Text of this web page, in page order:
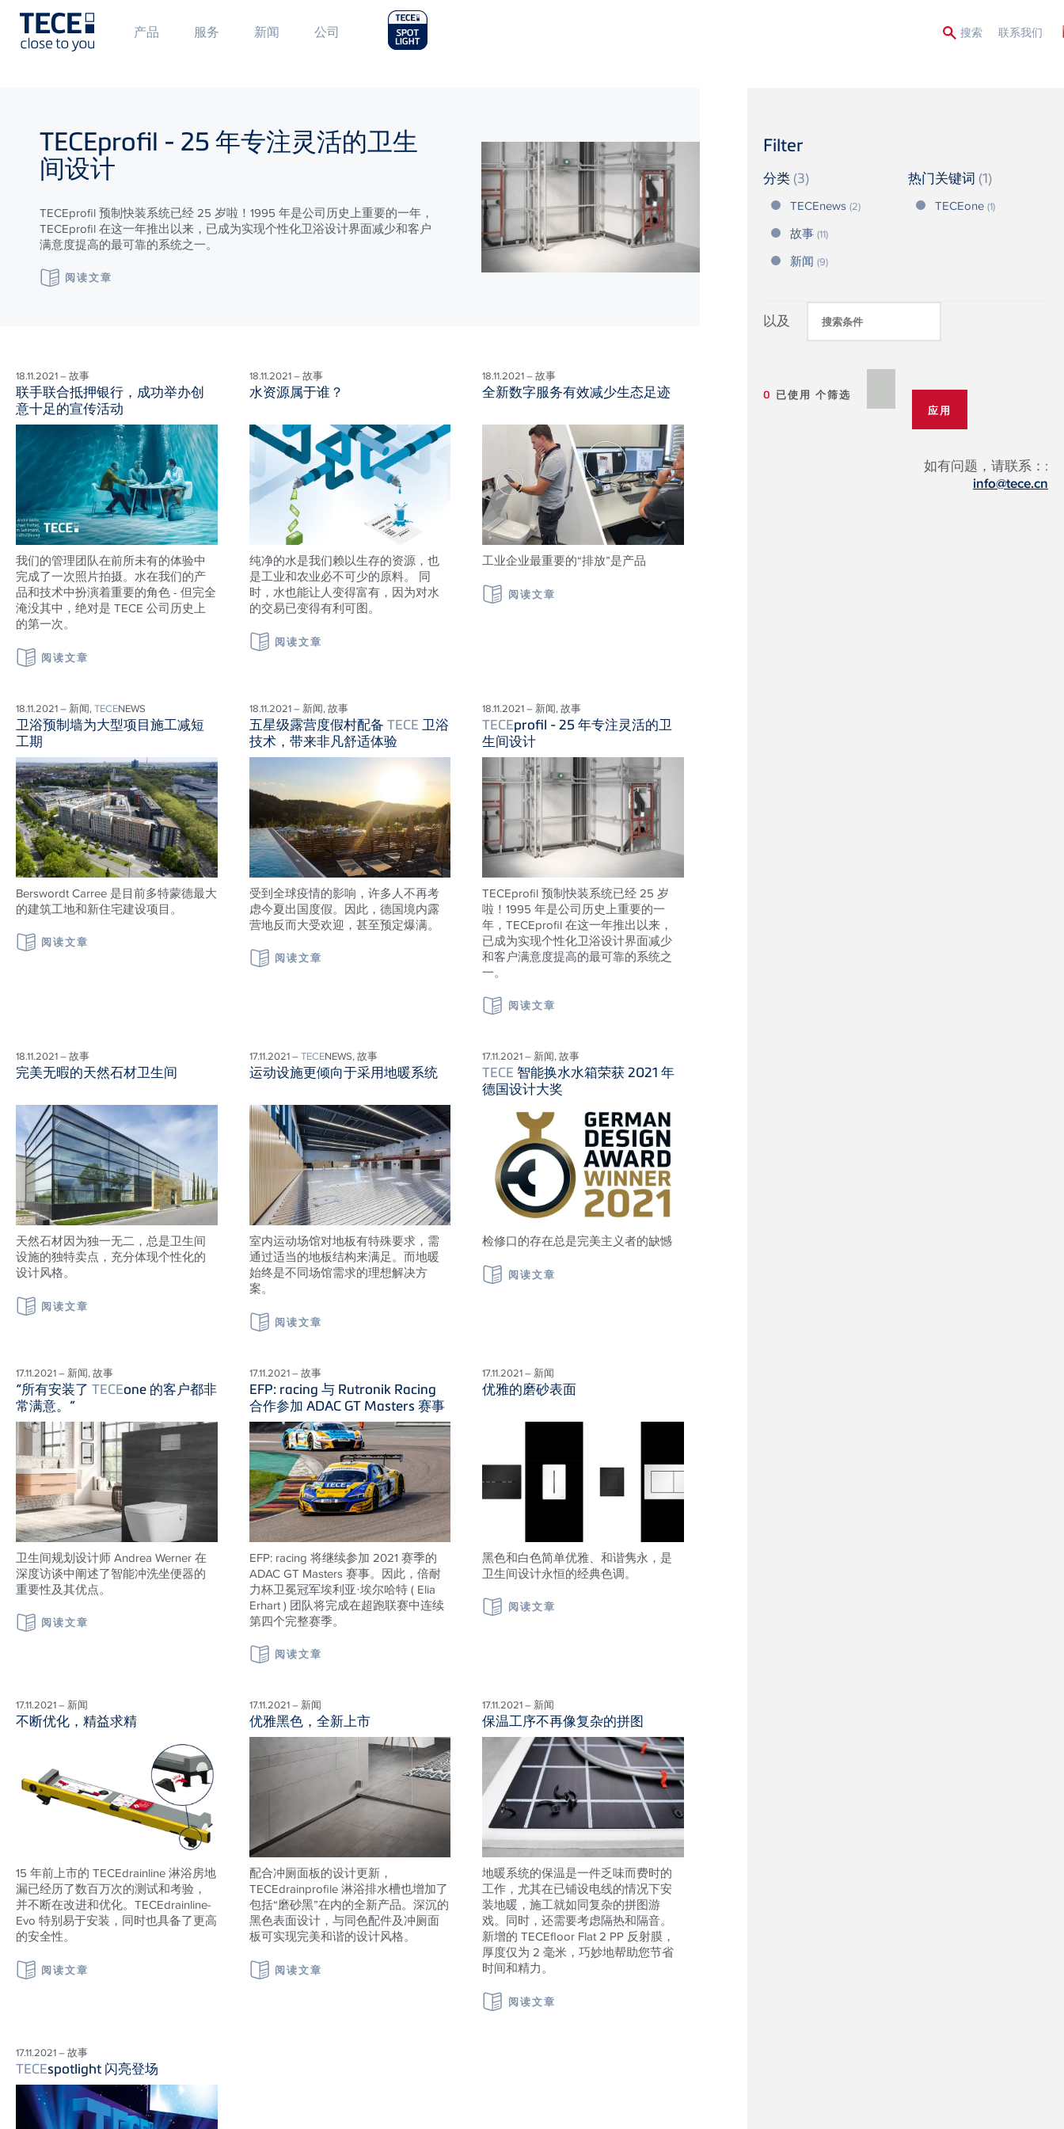
Main
Menü
产品 服务 新闻 Main
Menu
公司 搜索 联系我们
Filter
分类 (3)
TECEnews (2)
故事 (11)
新闻 (9)
热门关键词 (1)
TECEone (1)
以及
0 已使用 个筛选
如有问题，请联系：:
info@tece.cn
TECEprofil - 25 年专注灵活的卫生
间设计
TECEprofil 预制快装系统已经 25 岁啦！1995 年是公司历史上重要的一年，
TECEprofil 在这一年推出以来，已成为实现个性化卫浴设计界面减少和客户
满意度提高的最可靠的系统之一。
阅读文章
18.11.2021 – 故事
联手联合抵押银行，成功举办创
意十足的宣传活动
我们的管理团队在前所未有的体验中
完成了一次照片拍摄。水在我们的产
品和技术中扮演着重要的角色 - 但完全
淹没其中，绝对是 TECE 公司历史上
的第一次。
阅读文章
18.11.2021 – 故事
水资源属于谁？
纯净的水是我们赖以生存的资源，也
是工业和农业必不可少的原料。 同
时，水也能让人变得富有，因为对水
的交易已变得有利可图。
阅读文章
18.11.2021 – 故事
全新数字服务有效减少生态足迹
工业企业最重要的“排放”是产品
阅读文章
18.11.2021 – 新闻,TECENEWS
卫浴预制墙为大型项目施工减短
工期
Berswordt Carree 是目前多特蒙德最大
的建筑工地和新住宅建设项目。
阅读文章
18.11.2021 – 新闻, 故事
五星级露营度假村配备 TECE 卫浴
技术，带来非凡舒适体验
受到全球疫情的影响，许多人不再考
虑今夏出国度假。因此，德国境内露
营地反而大受欢迎，甚至预定爆满。
阅读文章
18.11.2021 – 新闻, 故事
TECEprofil - 25 年专注灵活的卫
生间设计
TECEprofil 预制快装系统已经 25 岁
啦！1995 年是公司历史上重要的一
年，TECEprofil 在这一年推出以来，
已成为实现个性化卫浴设计界面减少
和客户满意度提高的最可靠的系统之
一。
阅读文章
18.11.2021 – 故事
完美无暇的天然石材卫生间
天然石材因为独一无二，总是卫生间
设施的独特卖点，充分体现个性化的
设计风格。
阅读文章
17.11.2021 –TECENEWS, 故事
运动设施更倾向于采用地暖系统
室内运动场馆对地板有特殊要求，需
通过适当的地板结构来满足。而地暖
始终是不同场馆需求的理想解决方
案。
阅读文章
17.11.2021 – 新闻, 故事
TECE 智能换水水箱荣获 2021 年
德国设计大奖
检修口的存在总是完美主义者的缺憾
阅读文章
17.11.2021 – 新闻, 故事
“所有安装了 TECEone 的客户都非
常满意。”
卫生间规划设计师 Andrea Werner 在
深度访谈中阐述了智能冲洗坐便器的
重要性及其优点。
阅读文章
17.11.2021 – 故事
EFP: racing 与 Rutronik Racing
合作参加 ADAC GT Masters 赛事
EFP: racing 将继续参加 2021 赛季的
ADAC GT Masters 赛事。因此，倍耐
力杯卫冕冠军埃利亚·埃尔哈特 ( Elia
Erhart ) 团队将完成在超跑联赛中连续
第四个完整赛季。
阅读文章
17.11.2021 – 新闻
优雅的磨砂表面
黑色和白色简单优雅、和谐隽永，是
卫生间设计永恒的经典色调。
阅读文章
17.11.2021 – 新闻
不断优化，精益求精
15 年前上市的 TECEdrainline 淋浴房地
漏已经历了数百万次的测试和考验，
并不断在改进和优化。TECEdrainline-
Evo 特别易于安装，同时也具备了更高
的安全性。
阅读文章
17.11.2021 – 新闻
优雅黑色，全新上市
配合冲厕面板的设计更新，
TECEdrainprofile 淋浴排水槽也增加了
包括“磨砂黑”在内的全新产品。深沉的
黑色表面设计，与同色配件及冲厕面
板可实现完美和谐的设计风格。
阅读文章
17.11.2021 – 新闻
保温工序不再像复杂的拼图
地暖系统的保温是一件乏味而费时的
工作，尤其在已铺设电线的情况下安
装地暖，施工就如同复杂的拼图游
戏。同时，还需要考虑隔热和隔音。
新增的 TECEfloor Flat 2 PP 反射膜，
厚度仅为 2 毫米，巧妙地帮助您节省
时间和精力。
阅读文章
17.11.2021 – 故事
TECEspotlight 闪亮登场